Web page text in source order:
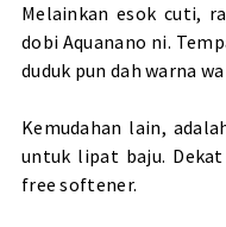
Melainkan esok cuti,
dobi Aquanano ni.
duduk pun dah warna
Kemudahan lain,
untuk lipat baju.
free softener.